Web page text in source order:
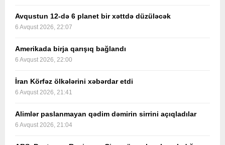
Avqustun 12-də 6 planet bir xəttdə düzüləcək
6 Avqust 2026, 22:07
Amerikada birja qarışıq bağlandı
6 Avqust 2026, 22:00
İran Körfəz ölkələrini xəbərdar etdi
6 Avqust 2026, 21:41
Alimlər paslanmayan qədim dəmirin sirrini açıqladılar
6 Avqust 2026, 21:04